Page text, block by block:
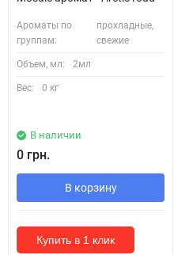
Ароматы по
группам:
прохладные,
свежие
Объем, мл: 2мл
Вес: 0 кг
В наличии
0 грн.
В корзину
Купить в 1 клик